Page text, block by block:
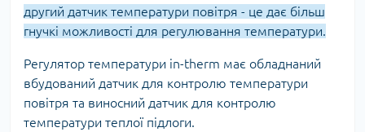
другий датчик температури повітря - це дає більш
гнучкі можливості для регулювання температури.
Регулятор температури in-therm має обладнаний
вбудований датчик для контролю температури
повітря та виносний датчик для контролю
температури теплої підлоги.